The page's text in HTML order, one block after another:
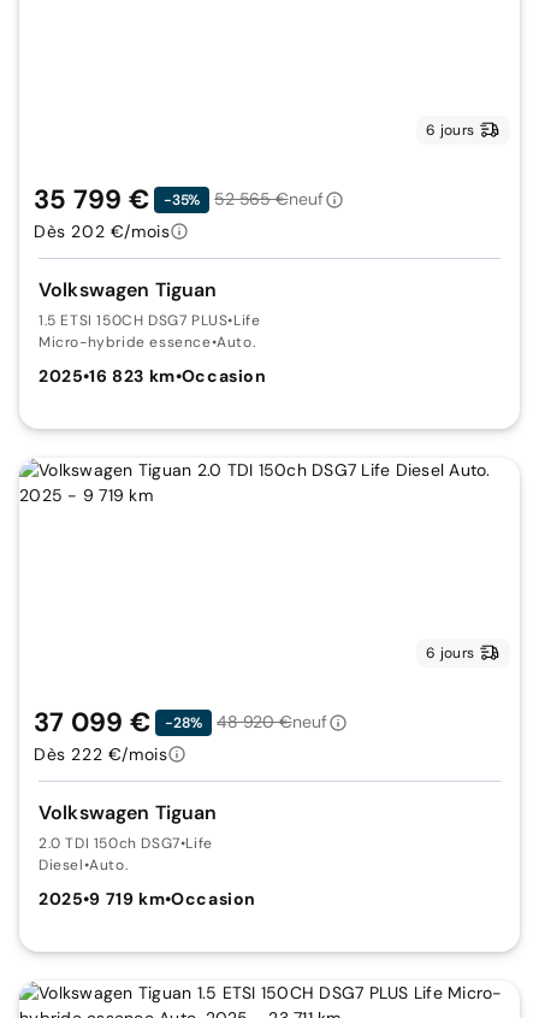
6 jours
Volkswagen Tiguan
1.5 ETSI 150CH DSG7 PLUS•Life
Micro-hybride essence•Auto.
2025•16 823 km•Occasion
35 799 € -35% 52 565 €neuf
Dès 202 €/mois
6 jours
Volkswagen Tiguan
2.0 TDI 150ch DSG7•Life
Diesel•Auto.
2025•9 719 km•Occasion
37 099 € -28% 48 920 €neuf
Dès 222 €/mois